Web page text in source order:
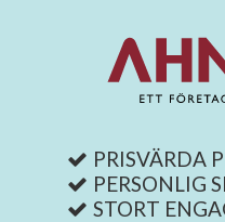
PRISVÄRDA
PERSONLIG
STORT